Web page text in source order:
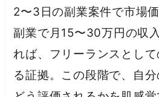
2〜3日の副業案件で市場
副業で月15〜30万円の収
れば、フリーランスとし
る証拠。この段階で、自